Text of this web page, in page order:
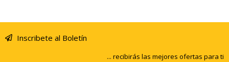
Inscribete al Boletín
... recibirás las mejores ofertas para ti